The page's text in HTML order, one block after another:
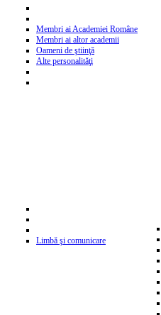
Membri ai Academiei Române
Membri ai altor academii
Oameni de ştiinţă
Alte personalităţi
Limbă şi comunicare